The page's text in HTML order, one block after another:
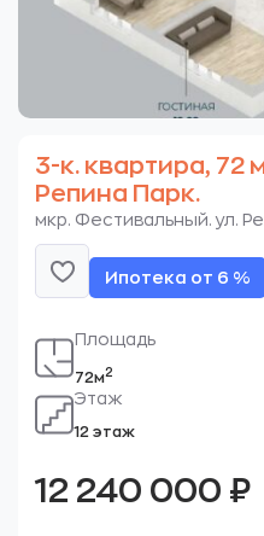
3-к. квартира, 72
Репина Парк.
мкр. Фестивальный. ул.
Ипотека от 6 %
Площадь
72м2
Этаж
12 этаж
12 240 000 ₽